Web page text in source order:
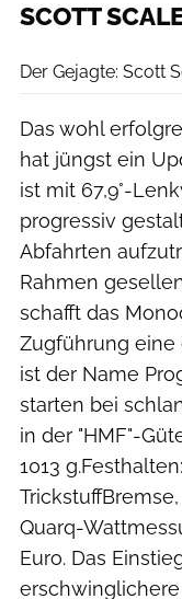
SCOTT
Der Gejagte: Scott
Das wohl
hat jüngst ein
ist mit 67,9°-
progressiv
Abfahrten
Rahmen
schafft das
Zugführung eine
ist der Name
starten bei
in der "HMF"-
1013
Quarq-
Euro. Das
erschwinglichere